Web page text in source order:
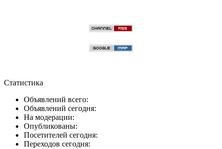
Статистика
Объявлений всего:
Объявлений сегодня:
На модерации:
Опубликованы:
Посетителей сегодня:
Переходов сегодня: